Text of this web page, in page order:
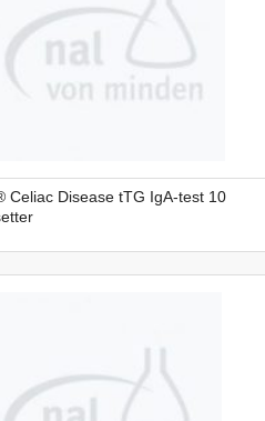
Celiac Disease tTG IgA-test 10